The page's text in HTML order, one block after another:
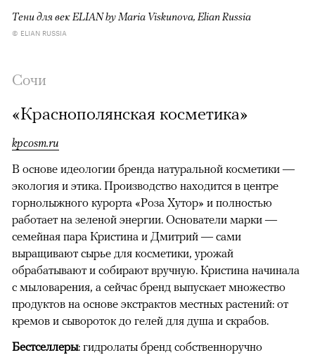
Тени для век ELIAN by Maria Viskunova, Elian Russia
© ELIAN RUSSIA
Сочи
«Краснополянская косметика»
kpcosm.ru
В основе идеологии бренда натуральной косметики —
экология и этика. Производство находится в центре
горнолыжного курорта «Роза Хутор» и полностью
работает на зеленой энергии. Основатели марки —
семейная пара Кристина и Дмитрий — сами
выращивают сырье для косметики, урожай
обрабатывают и собирают вручную. Кристина начинала
с мыловарения, а сейчас бренд выпускает множество
продуктов на основе экстрактов местных растений: от
кремов и сывороток до гелей для душа и скрабов.
Бестселлеры: гидролаты бренд собственноручно